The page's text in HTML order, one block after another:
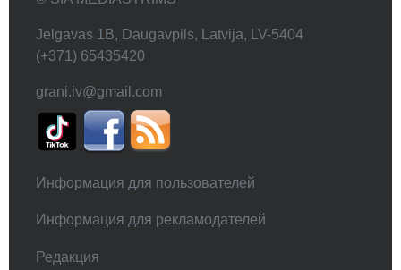
Jelgavas 1B, Daugavpils, Latvija, LV-5404
(+371) 65435420
grani.lv@gmail.com
Информация для пользователей
Информация для рекламодателей
Редакция